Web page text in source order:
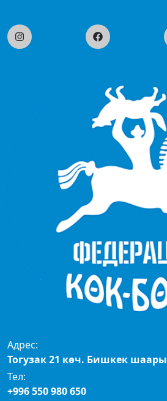
Адрес:
Тогузак 21 көч. Бишкек шаары
Тел:
+996 550 980 650